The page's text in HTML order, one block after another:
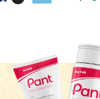
Destaque